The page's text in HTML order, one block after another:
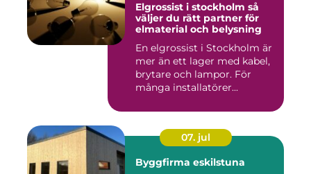
Elgrossist i stockholm så
väljer du rätt partner för
elmaterial och belysning
En elgrossist i Stockholm är
mer än ett lager med kabel,
brytare och lampor. För
många installatörer...
07. jul
Byggfirma eskilstuna